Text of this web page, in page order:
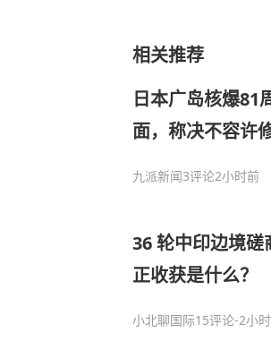
相关推荐
日本广岛核爆81
面，称决不容许
九派新闻3评论2小时前
36 轮中印边境
正收获是什么？
小北聊国际15评论-2小